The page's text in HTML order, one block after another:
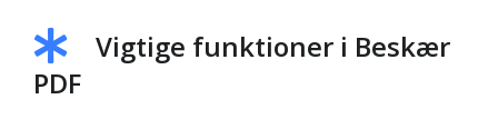
Vigtige funktioner i Beskær
PDF